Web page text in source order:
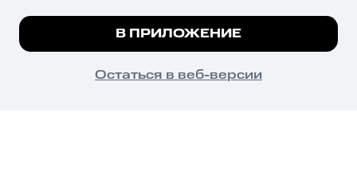
психотропных веществ, их аналогов причиняет вред здоровью,
их незаконный оборот запрещён и влечёт установленную
законодательством ответственность.
© 2026 ООО «КИОН».
Все права защищены
Мы используем куки, чтобы на сайте все
Подробнее
ПОНЯТНО
В ПРИЛОЖЕНИЕ
Остаться в веб-версии